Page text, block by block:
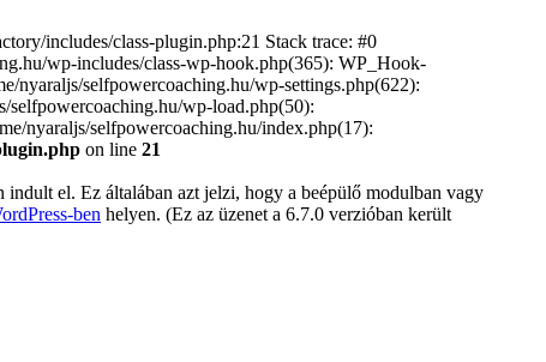
includes/class-plugin.php:21 Stack trace: #0
wp-includes/class-wp-hook.php(365): WP_Hook-
selfpowercoaching.hu/wp-settings.php(622):
selfpowercoaching.hu/wp-load.php(50):
nyaraljs/selfpowercoaching.hu/index.php(17):
on line 21
indult el. Ez általában azt jelzi, hogy a beépülő modulban vagy
ben helyen. (Ez az üzenet a 6.7.0 verzióban került